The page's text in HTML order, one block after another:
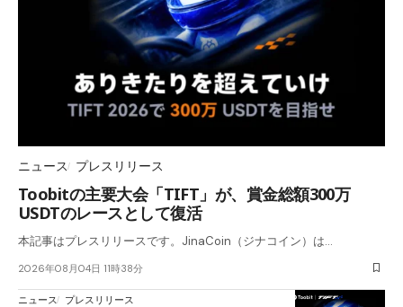
ニュース プレスリリース
Toobitの主要大会「TIFT」が、賞金総額300万
USDTのレースとして復活
本記事はプレスリリースです。JinaCoin（ジナコイン）は…
2026年08月04日 11時38分
ニュース プレスリリース